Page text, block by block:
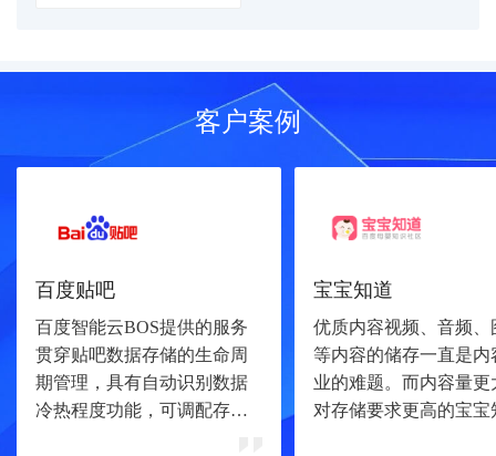
客户案例
百度贴吧
百度智能云BOS提供的服务
贯穿贴吧数据存储的生命周
期管理，具有自动识别数据
冷热程度功能，可调配存储
宝宝知道
优质内容视频、音频、
等内容的储存一直是内
业的难题。而内容量更
对存储要求更高的宝宝